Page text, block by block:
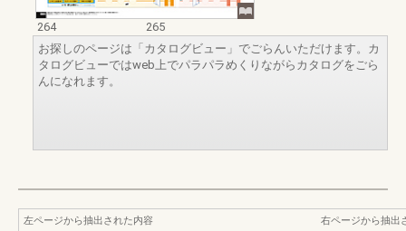
264
265
お探しのページは「カタログビュー」でごらんいただけます。カ
タログビューではweb上でパラパラめくりながらカタログをごら
んになれます。
左ページから抽出された内容
右ページから抽出